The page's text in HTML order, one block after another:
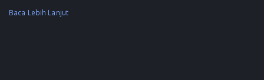
Baca Lebih Lanjut